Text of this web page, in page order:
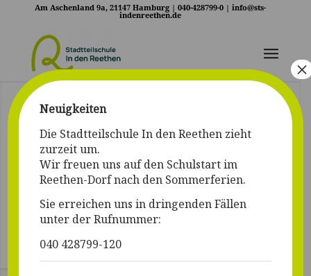
Am Aschenland 9a, 21147 Hamburg | 040-428799-0 | info@sts-
indenreethen.de
Neugründung der Stadtteilschule
In den Reethen.
MITEINANDER AUF
DEM WEG.
Neuigkeiten
Die Stadtteilschule In den Reethen zieht
zurzeit um.
Wir freuen uns auf den Schulstart im
Reethen-Dorf nach den Sommerferien.
Sie erreichen uns in dringenden Fällen
unter der Rufnummer:
040 428799-120
×